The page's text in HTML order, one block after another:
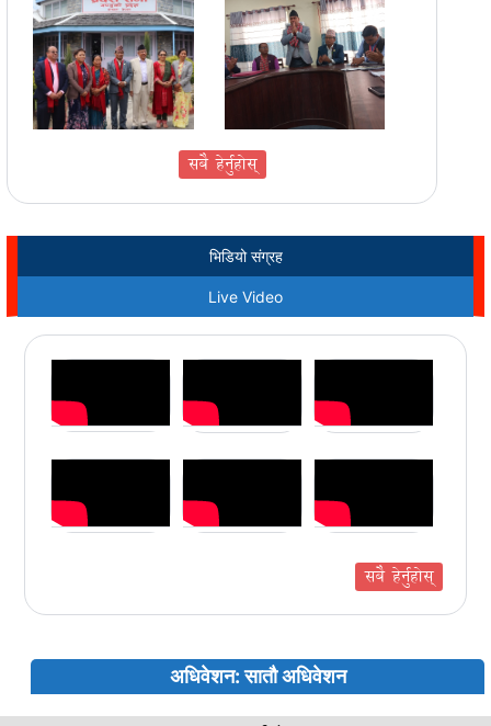
सबै हेर्नुहोस्
भिडियो संग्रह
Live Video
सबै हेर्नुहोस्
अधिवेशन: सातौ अधिवेशन